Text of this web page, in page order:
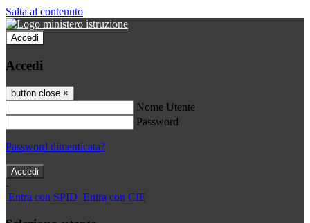
Salta al contenuto
Accedi
Accedi
button close ×
Nome Utente
Password
Password dimenticata?
-
Entra con SPID Entra con CIE